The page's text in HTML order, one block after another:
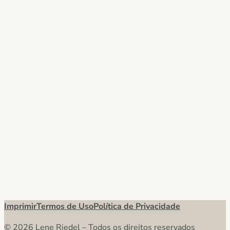
ImprimirTermos de UsoPolítica de Privacidade
© 2026 Lene Riedel – Todos os direitos reservados